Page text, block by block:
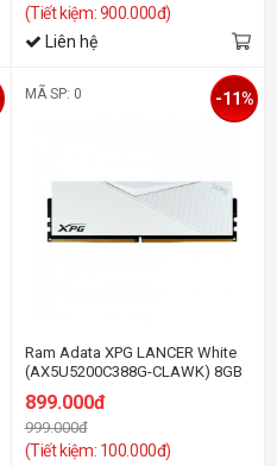
(Tiết kiệm: 900.000đ)
Liên hệ
MÃ SP: 0
Ram Adata XPG LANCER White
(AX5U5200C388G-CLAWK) 8GB
899.000đ
999.000đ
(Tiết kiệm: 100.000đ)
-11%